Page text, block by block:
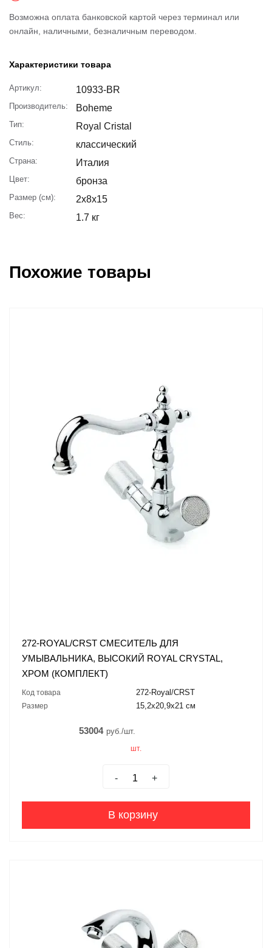
Возможна оплата банковской картой через терминал или
онлайн, наличными, безналичным переводом.
Характеристики товара
Артикул: 10933-BR
Производитель: Boheme
Тип: Royal Cristal
Стиль: классический
Страна: Италия
Цвет: бронза
Размер (см): 2x8x15
Вес: 1.7 кг
Похожие товары
272-ROYAL/CRST СМЕСИТЕЛЬ ДЛЯ
УМЫВАЛЬНИКА, ВЫСОКИЙ ROYAL CRYSTAL,
ХРОМ (КОМПЛЕКТ)
Код товара 272-Royal/CRST
Размер 15,2x20,9x21 см
53004 руб./шт.
шт.
- +
В корзину